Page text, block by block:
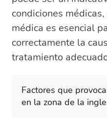
condiciones
médica es esencial
correctamente la
tratamiento
Factores que
en la zona de la ingle